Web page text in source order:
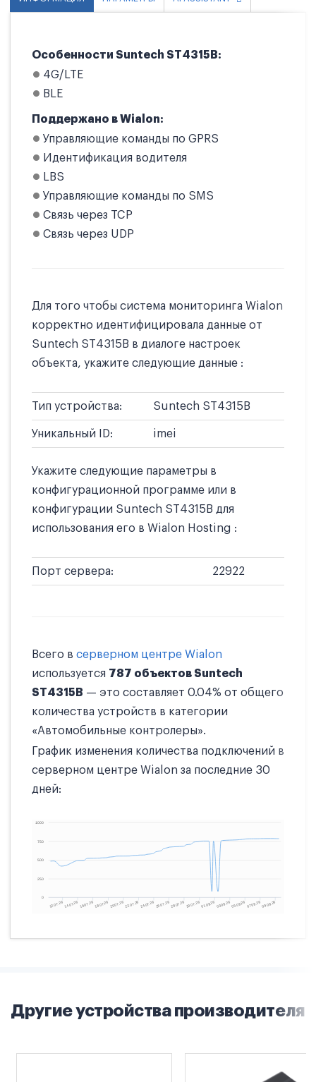
Особенности Suntech ST4315B:
4G/LTE
BLE
Поддержано в Wialon:
Управляющие команды по GPRS
Идентификация водителя
LBS
Управляющие команды по SMS
Связь через TCP
Связь через UDP
Для того чтобы система мониторинга Wialon
корректно идентифицировала данные от
Suntech ST4315B в диалоге настроек
объекта, укажите следующие данные :
Тип устройства: Suntech ST4315B
Уникальный ID: imei
Укажите следующие параметры в
конфигурационной программе или в
конфигурации Suntech ST4315B для
использования его в Wialon Hosting :
Порт сервера: 22922
Всего в серверном центре Wialon
используется 787 объектов Suntech
ST4315B — это составляет 0.04% от общего
количества устройств в категории
«Автомобильные контролеры».
График изменения количества подключений в
серверном центре Wialon за последние 30
дней:
Другие устройства производителя